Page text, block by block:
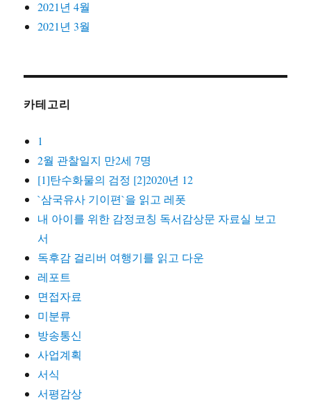
2021년 4월
2021년 3월
카테고리
1
2월 관찰일지 만2세 7명
[1]탄수화물의 검정 [2]2020년 12
`삼국유사 기이편`을 읽고 레폿
내 아이를 위한 감정코칭 독서감상문 자료실 보고
서
독후감 걸리버 여행기를 읽고 다운
레포트
면접자료
미분류
방송통신
사업계획
서식
서평감상